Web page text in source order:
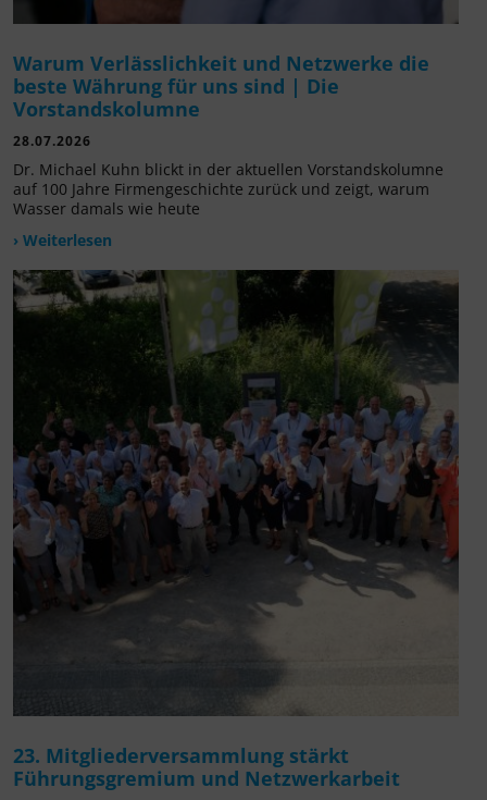
Warum Verlässlichkeit und Netzwerke die
beste Währung für uns sind | Die
Vorstandskolumne
28.07.2026
Dr. Michael Kuhn blickt in der aktuellen Vorstandskolumne
auf 100 Jahre Firmengeschichte zurück und zeigt, warum
Wasser damals wie heute
› Weiterlesen
23. Mitgliederversammlung stärkt
Führungsgremium und Netzwerkarbeit